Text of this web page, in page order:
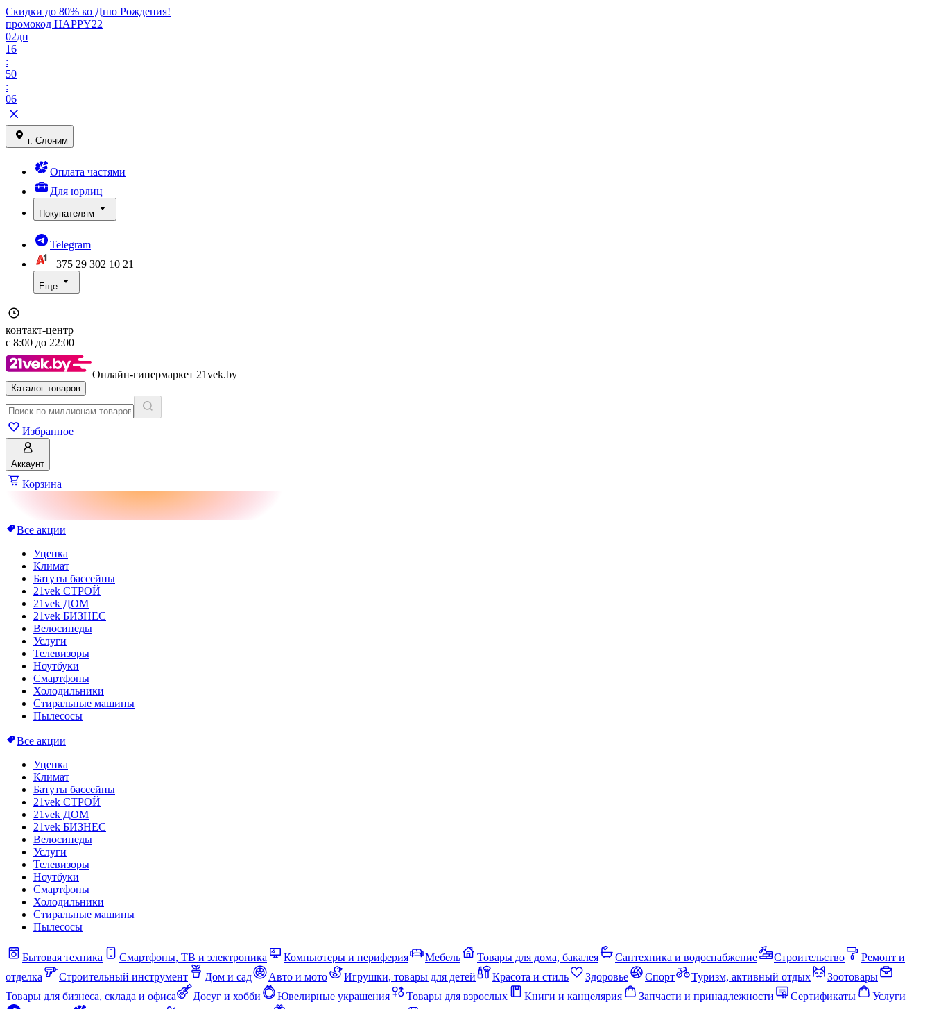
Скидки до 80% ко Дню Рождения!
промокод HAPPY22
02дн
16
:
50
:
06
г. Слоним
Оплата частями
Для юрлиц
Покупателям
Telegram
+375 29 302 10 21
Еще
контакт-центр
с 8:00 до 22:00
Онлайн-гипермаркет 21vek.by
Каталог товаров
Избранное
Аккаунт
Корзина
Все акции
Уценка
Климат
Батуты бассейны
21vek СТРОЙ
21vek ДОМ
21vek БИЗНЕС
Велосипеды
Услуги
Телевизоры
Ноутбуки
Смартфоны
Холодильники
Стиральные машины
Пылесосы
Все акции
Уценка
Климат
Батуты бассейны
21vek СТРОЙ
21vek ДОМ
21vek БИЗНЕС
Велосипеды
Услуги
Телевизоры
Ноутбуки
Смартфоны
Холодильники
Стиральные машины
Пылесосы
Бытовая техника Смартфоны, ТВ и электроника Компьютеры и периферия Мебель Товары для дома, бакалея Сантехника и водоснабжение Строительство
Ремонт и
отделка
Строительный инструмент Дом и сад Авто и мото Игрушки, товары для детей Красота и стиль Здоровье Спорт Туризм, активный отдых
Зоотовары
Товары для бизнеса, склада и офиса
Досуг и хобби Ювелирные украшения Товары для взрослых Книги и канцелярия Запчасти и принадлежности Сертификаты
Услуги